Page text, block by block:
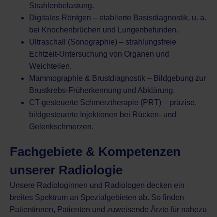
Strahlenbelastung.
Digitales Röntgen – etablierte Basisdiagnostik, u. a.
bei Knochenbrüchen und Lungenbefunden.
Ultraschall (Sonographie) – strahlungsfreie
Echtzeit-Untersuchung von Organen und
Weichteilen.
Mammographie & Brustdiagnostik – Bildgebung zur
Brustkrebs-Früherkennung und Abklärung.
CT-gesteuerte Schmerztherapie (PRT) – präzise,
bildgesteuerte Injektionen bei Rücken- und
Gelenkschmerzen.
Fachgebiete & Kompetenzen
unserer Radiologie
Unsere Radiologinnen und Radiologen decken ein
breites Spektrum an Spezialgebieten ab. So finden
Patientinnen, Patienten und zuweisende Ärzte für nahezu